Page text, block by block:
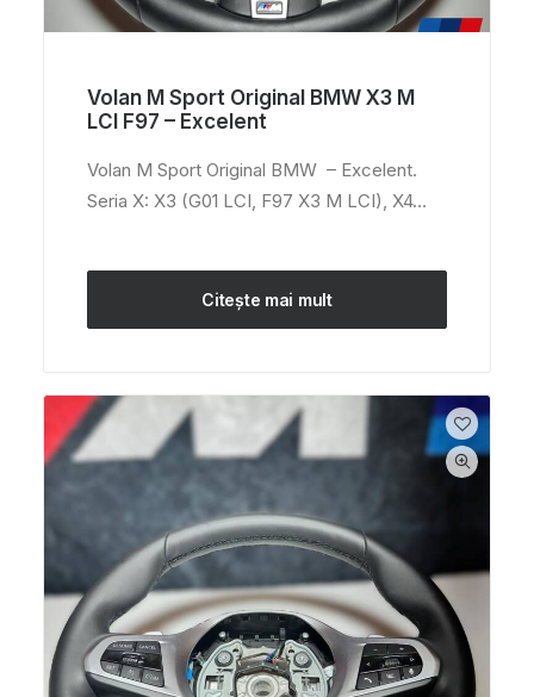
Volan M Sport Original BMW X3 M
LCI F97 – Excelent
Volan M Sport Original BMW – Excelent.
Seria X: X3 (G01 LCI, F97 X3 M LCI), X4…
Citește mai mult